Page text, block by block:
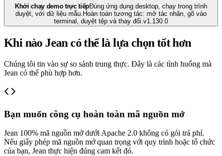
Khởi chạy demo trực tiếpĐúng ứng dụng desktop, chạy trong trình
duyệt, với dữ liệu mẫu. Hoàn toàn tương tác: mở tác nhân, gõ vào
terminal, duyệt tệp và thay đổi. v1.130.0
Khi nào Jean có thể là lựa chọn tốt hơn
Chúng tôi tin vào sự so sánh trung thực. Đây là các tình huống mà
Jean có thể phù hợp hơn.
Bạn muốn công cụ hoàn toàn mã nguồn mở
Jean 100% mã nguồn mở dưới Apache 2.0 không có gói trả phí.
Nếu giấy phép mã nguồn mở quan trọng với quy trình hoặc tổ chức
của bạn, Jean thực hiện đúng cam kết đó.